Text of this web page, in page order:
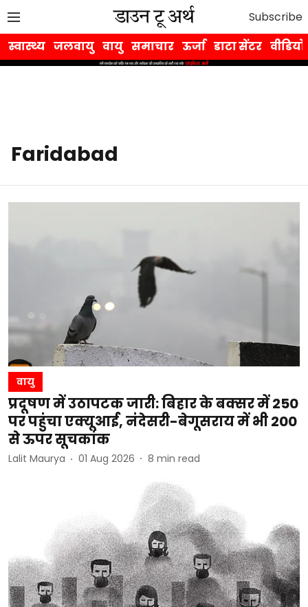
Subscribe
स्वास्थ्य जलवायु वायु समाचार ऊर्जा डाटा सेंटर वीडियो
Faridabad
वायु
प्रदूषण में उठापटक जारी: बिहार के बक्सर में 250
पर पहुंचा एक्यूआई, नंदेसरी-बेगूसराय में भी 200
से ऊपर सूचकांक
Lalit Maurya 01 Aug 2026 8 min read